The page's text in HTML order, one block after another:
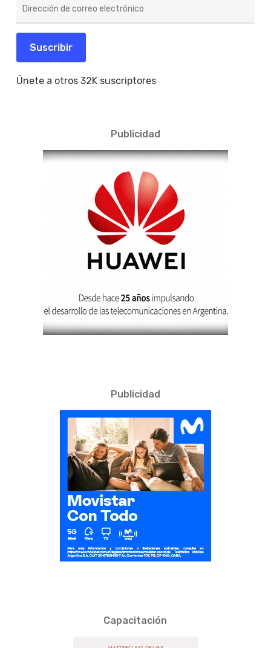
de
electrónico
Suscribir
Únete a otros 32K suscriptores
Publicidad
Publicidad
Capacitación